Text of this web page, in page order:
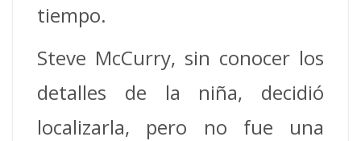
tiempo.
Steve McCurry, sin conocer los
detalles de la niña, decidió
localizarla, pero no fue una